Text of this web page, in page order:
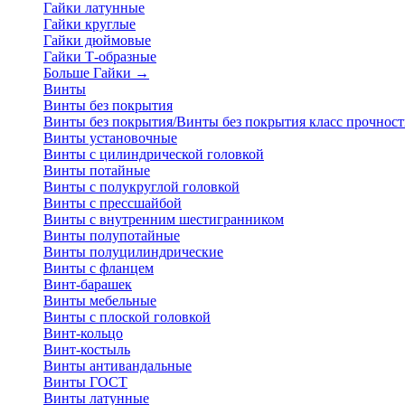
Гайки латунные
Гайки круглые
Гайки дюймовые
Гайки Т-образные
Больше Гайки →
Винты
Винты без покрытия
Винты без покрытия/Винты без покрытия класс
Винты установочные
Винты с цилиндрической головкой
Винты потайные
Винты с полукруглой головкой
Винты с прессшайбой
Винты с внутренним шестигранником
Винты полупотайные
Винты полуцилиндрические
Винты с фланцем
Винт-барашек
Винты мебельные
Винты с плоской головкой
Винт-кольцо
Винт-костыль
Винты антивандальные
Винты ГОСТ
Винты латунные